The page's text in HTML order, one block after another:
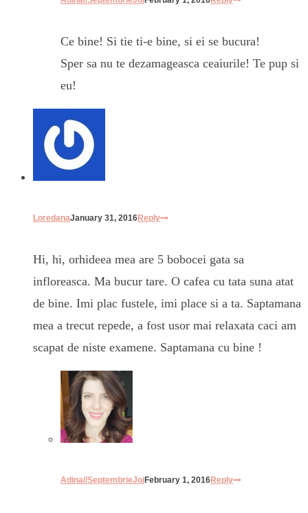
Ce bine! Si tie ti-e bine, si ei se bucura!
Sper sa nu te dezamageasca ceaiurile! Te pup si
eu!
LoredanaJanuary 31, 2016Reply
Hi, hi, orhideea mea are 5 bobocei gata sa
infloreasca. Ma bucur tare. O cafea cu tata suna atat
de bine. Imi plac fustele, imi place si a ta. Saptamana
mea a trecut repede, a fost usor mai relaxata caci am
scapat de niste examene. Saptamana cu bine !
Adina//SeptembrieJoiFebruary 1, 2016Reply